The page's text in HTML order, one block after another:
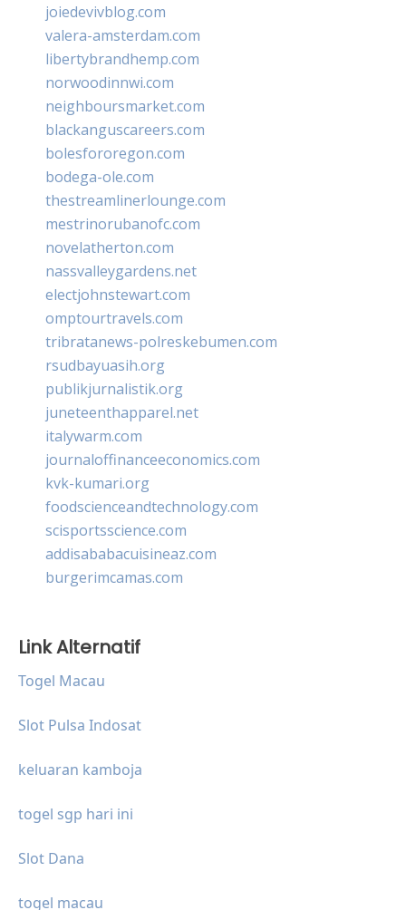
joiedevivblog.com
valera-amsterdam.com
libertybrandhemp.com
norwoodinnwi.com
neighboursmarket.com
blackanguscareers.com
bolesfororegon.com
bodega-ole.com
thestreamlinerlounge.com
mestrinorubanofc.com
novelatherton.com
nassvalleygardens.net
electjohnstewart.com
omptourtravels.com
tribratanews-polreskebumen.com
rsudbayuasih.org
publikjurnalistik.org
juneteenthapparel.net
italywarm.com
journaloffinanceeconomics.com
kvk-kumari.org
foodscienceandtechnology.com
scisportsscience.com
addisababacuisineaz.com
burgerimcamas.com
Link Alternatif
Togel Macau
Slot Pulsa Indosat
keluaran kamboja
togel sgp hari ini
Slot Dana
togel macau